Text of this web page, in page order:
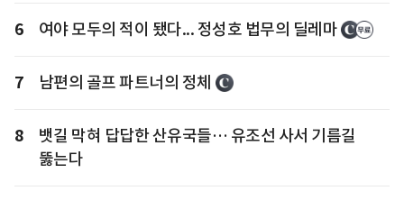
6 여야 모두의 적이 됐다... 정성호 법무의 딜레마
7 남편의 골프 파트너의 정체
8
뱃길 막혀 답답한 산유국들… 유조선 사서 기름길
뚫는다